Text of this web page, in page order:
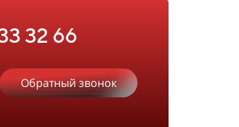
32 66
Обратный звонок